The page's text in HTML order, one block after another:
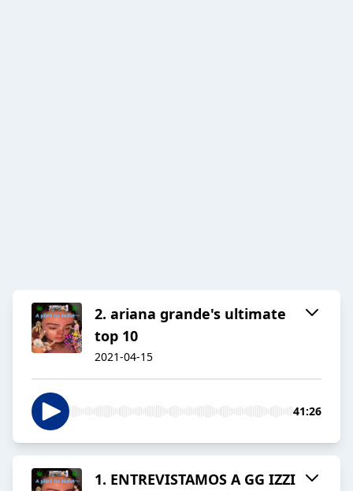
2. ariana grande's ultimate
top 10
2021-04-15
41:26
1. ENTREVISTAMOS A GG IZZI